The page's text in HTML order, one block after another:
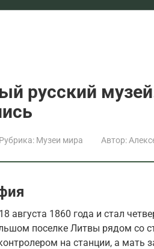
русский
Рубрика: Музеи мира Автор:
августа 1860 года и стал
поселке Литвы рядом со
на станции, а мать